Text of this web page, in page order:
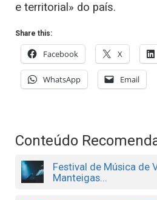
e territorial» do país.
Share this:
Facebook X
WhatsApp Email
Conteúdo
Festival de Música de
Manteigas...